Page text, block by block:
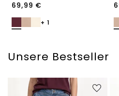
69,99 €
+ 1
Unsere Bestseller